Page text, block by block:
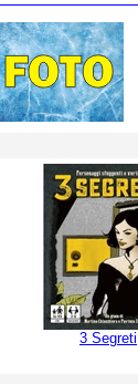
3 Segreti